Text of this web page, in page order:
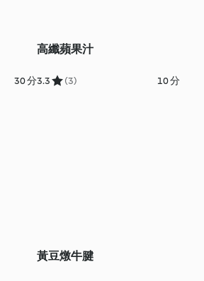
30 分
高纖蘋果汁
3.3 (3) 10 分
黃豆燉牛腱